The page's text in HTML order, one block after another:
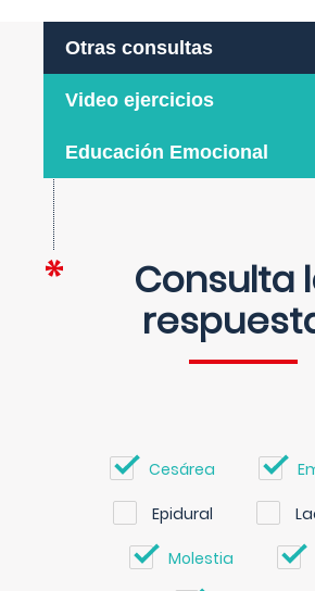
Otras consultas
Video ejercicios
Educación Emocional
Consulta
Cesárea
Epidural
Molestia